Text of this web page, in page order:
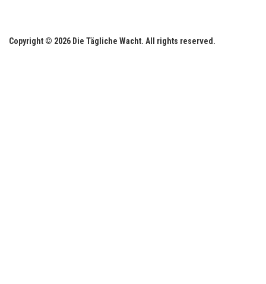
Copyright © 2026 Die Tägliche Wacht. All rights reserved.